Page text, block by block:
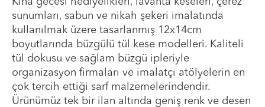
sunumları, sabun ve nikah şekeri imalatında
kullanılmak üzere tasarlanmış 12x14cm
boyutlarında büzgülü tül kese modelleri. Kaliteli
tül dokusu ve sağlam büzgü ipleriyle
organizasyon firmaları ve imalatçı atölyelerin en
çok tercih ettiği sarf malzemelerindendir.
Ürünümüz tek bir ilan altında geniş renk ve desen